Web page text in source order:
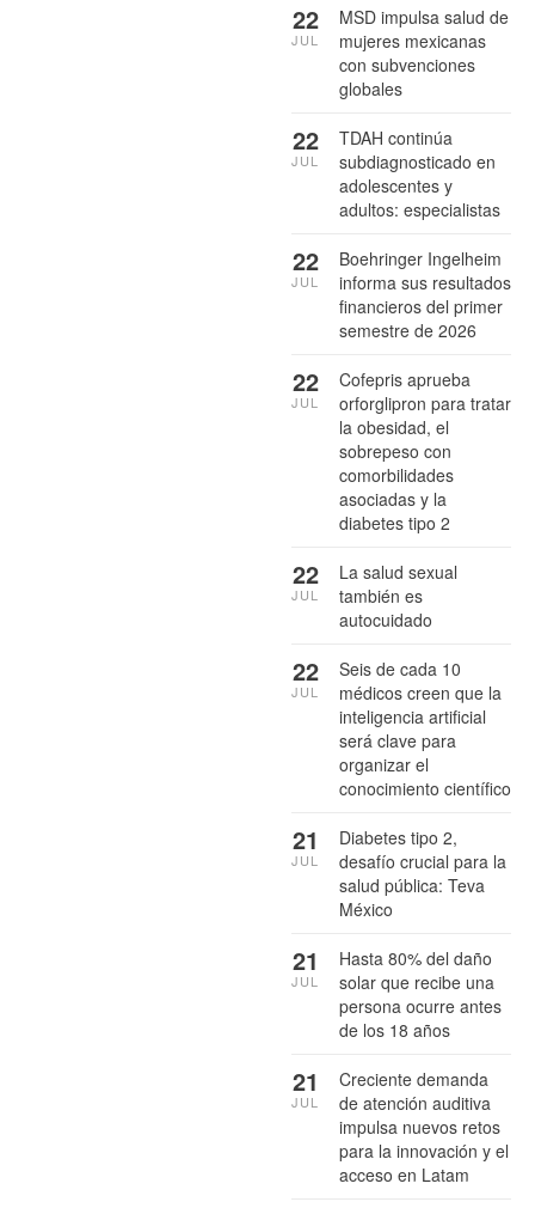
MSD impulsa salud de
mujeres mexicanas
con subvenciones
globales
22
JUL
TDAH continúa
subdiagnosticado en
adolescentes y
adultos: especialistas
22
JUL
Boehringer Ingelheim
informa sus resultados
financieros del primer
semestre de 2026
22
JUL
Cofepris aprueba
orforglipron para tratar
la obesidad, el
sobrepeso con
comorbilidades
asociadas y la
diabetes tipo 2
22
JUL
La salud sexual
también es
autocuidado
22
JUL
Seis de cada 10
médicos creen que la
inteligencia artificial
será clave para
organizar el
conocimiento científico
22
JUL
Diabetes tipo 2,
desafío crucial para la
salud pública: Teva
México
21
JUL
Hasta 80% del daño
solar que recibe una
persona ocurre antes
de los 18 años
21
JUL
Creciente demanda
de atención auditiva
impulsa nuevos retos
para la innovación y el
acceso en Latam
21
JUL